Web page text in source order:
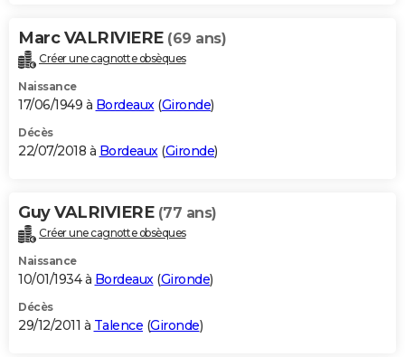
Marc VALRIVIERE (69 ans)
Créer une cagnotte obsèques
Naissance
17/06/1949 à Bordeaux(Gironde)
Décès
22/07/2018 à Bordeaux(Gironde)
Guy VALRIVIERE (77 ans)
Créer une cagnotte obsèques
Naissance
10/01/1934 à Bordeaux(Gironde)
Décès
29/12/2011 à Talence (Gironde)